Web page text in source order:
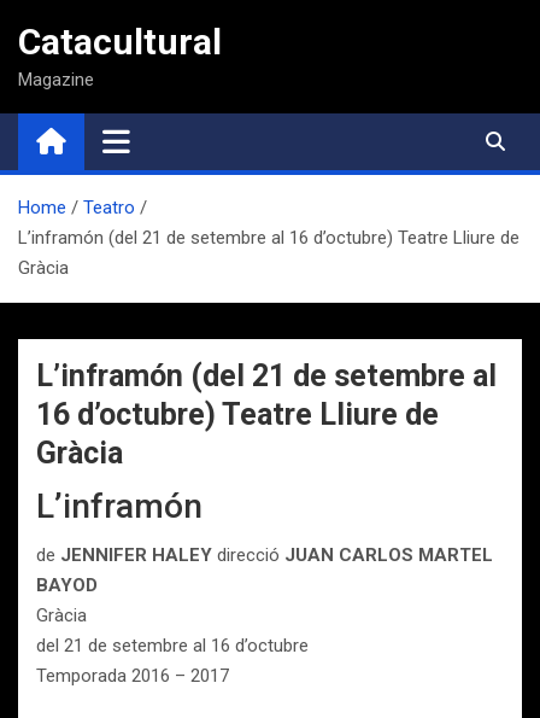
contenido
Catacultural
Magazine
Home
Teatro
L’inframón (del 21 de setembre al 16 d’octubre) Teatre Lliure de
Gràcia
L’inframón (del 21 de setembre al
16 d’octubre) Teatre Lliure de
Gràcia
L’inframón
de JENNIFER HALEY direcció JUAN CARLOS MARTEL
BAYOD
Gràcia
del 21 de setembre al 16 d’octubre
Temporada 2016 – 2017